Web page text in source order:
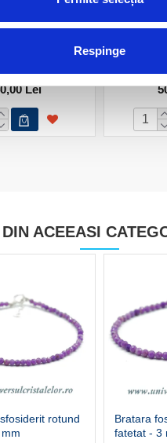
Respinge
rotund
Lei
Bratara
DIN ACEEASI
rotund
Bratara
fatetat - 3